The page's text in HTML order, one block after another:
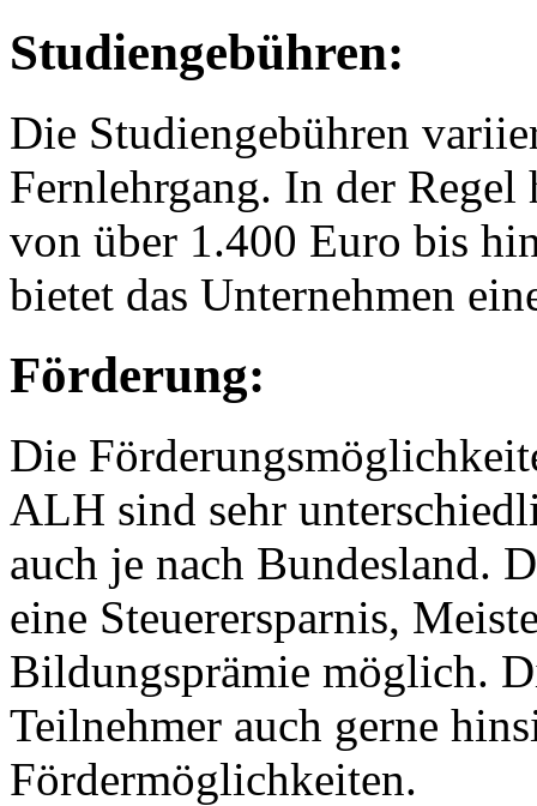
Studiengebühren:
Die Studiengebühren
Fernlehrgang. In der
von über 1.400 Euro bis
bietet das Unternehmen
Förderung:
Die
ALH sind sehr
auch je nach Bundesland.
eine Steuerersparnis,
Bildungsprämie möglich.
Teilnehmer auch gerne
Fördermöglichkeiten.